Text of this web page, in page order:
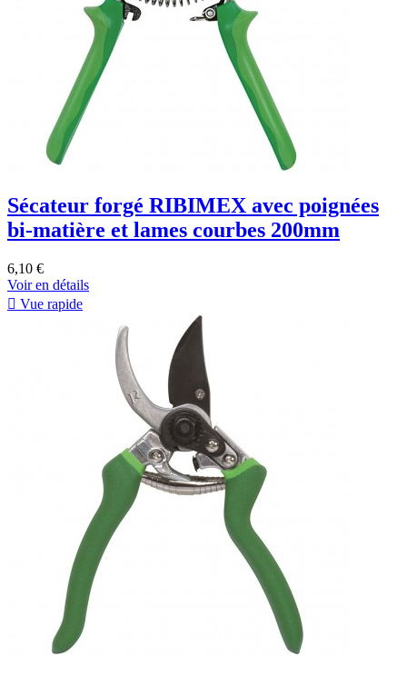
Sécateur forgé RIBIMEX avec poignées
bi-matière et lames courbes 200mm
6,10 €
Voir en détails
 Vue rapide